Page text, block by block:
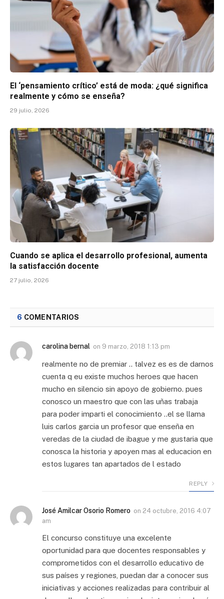
El ‘pensamiento crítico’ está de moda: ¿qué significa
realmente y cómo se enseña?
29 julio, 2026
Cuando se aplica el desarrollo profesional, aumenta
la satisfacción docente
27 julio, 2026
6 COMENTARIOS
carolina bernal on 9 marzo, 2018 1:13 pm
realmente no de premiar .. talvez es es de darnos
cuenta q eu existe muchos heroes que hacen
mucho en silencio sin apoyo de gobierno. pues
conosco un maestro que con las uñas trabaja
para poder imparti el conocimiento ..el se llama
luis carlos garcia un profesor que enseña en
veredas de la ciudad de ibague y me gustaria que
conosca la historia y apoyen mas al educacion en
estos lugares tan apartados de l estado
REPLY
José Amilcar Osorio Romero on 24 octubre, 2016 4:07
am
El concurso constituye una excelente
oportunidad para que docentes responsables y
comprometidos con el desarrollo educativo de
sus países y regiones, puedan dar a conocer sus
iniciativas y acciones realizadas para contribuir al